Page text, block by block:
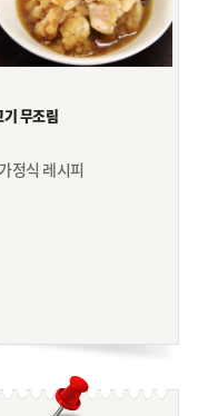
기 무조림
정식 레시피